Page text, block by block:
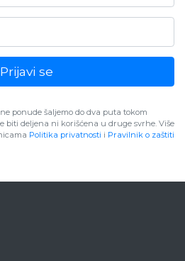
Prijavi se
ponude šaljemo do dva puta tokom
biti deljena ni korišćena u druge svrhe. Više
Politika privatnosti i Pravilnik o zaštiti